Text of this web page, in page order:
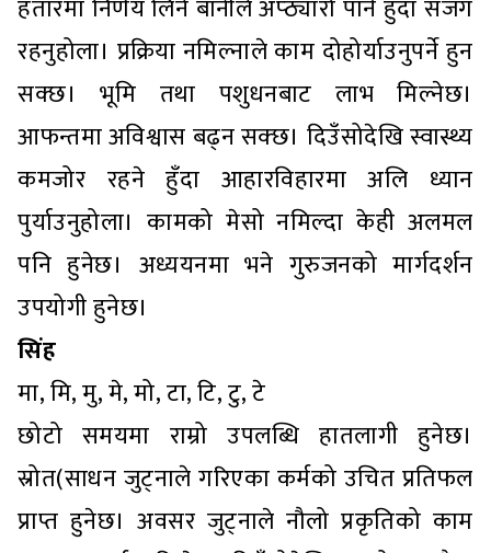
हतारमा निर्णय लिने बानीले अप्ठ्यारो पार्ने हुँदा सजग
रहनुहोला। प्रक्रिया नमिल्नाले काम दोहोर्याउनुपर्ने हुन
सक्छ। भूमि तथा पशुधनबाट लाभ मिल्नेछ।
आफन्तमा अविश्वास बढ्न सक्छ। दिउँसोदेखि स्वास्थ्य
कमजोर रहने हुँदा आहारविहारमा अलि ध्यान
पुर्याउनुहोला। कामको मेसो नमिल्दा केही अलमल
पनि हुनेछ। अध्ययनमा भने गुरुजनको मार्गदर्शन
उपयोगी हुनेछ।
सिंह
मा, मि, मु, मे, मो, टा, टि, टु, टे
छोटो समयमा राम्रो उपलब्धि हातलागी हुनेछ।
स्रोत(साधन जुट्नाले गरिएका कर्मको उचित प्रतिफल
प्राप्त हुनेछ। अवसर जुट्नाले नौलो प्रकृतिको काम